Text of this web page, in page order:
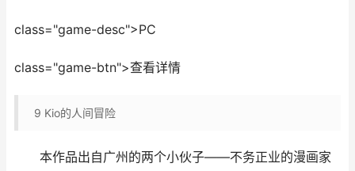
class="game-desc">PC
class="game-btn">查看详情
9 Kio的人间冒险
本作品出自广州的两个小伙子——不务正业的漫画家